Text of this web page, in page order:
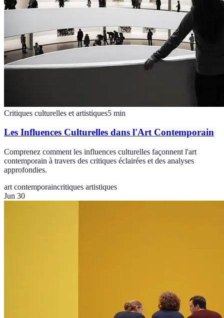
Critiques culturelles et artistiques5 min
Les Influences Culturelles dans l'Art Contemporain
Comprenez comment les influences culturelles façonnent l'art
contemporain à travers des critiques éclairées et des analyses
approfondies.
art contemporaincritiques artistiques
Jun 30